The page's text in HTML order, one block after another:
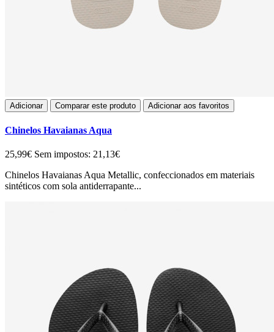
Adicionar Comparar este produto Adicionar aos favoritos
Chinelos Havaianas Aqua
25,99€ Sem impostos: 21,13€
Chinelos Havaianas Aqua Metallic, confeccionados em materiais
sintéticos com sola antiderrapante...